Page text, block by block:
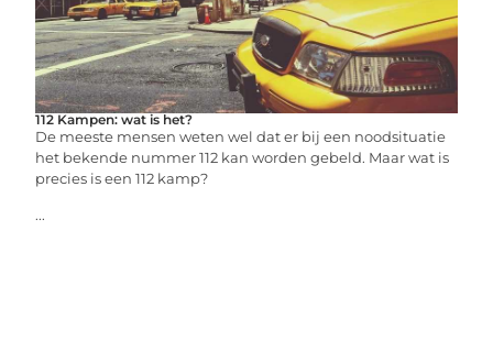
112 Kampen: wat is het?
De meeste mensen weten wel dat er bij een noodsituatie
het bekende nummer 112 kan worden gebeld. Maar wat is
precies is een 112 kamp?
...